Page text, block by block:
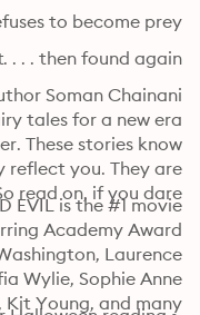
to become prey . . .
. . . then found again.
read on, if you dare.